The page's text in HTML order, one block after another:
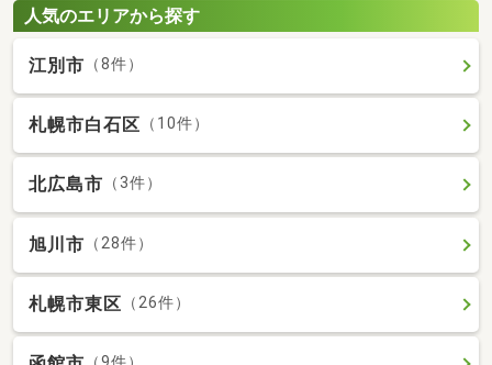
人気のエリアから探す
江別市 （8件）
札幌市白石区 （10件）
北広島市 （3件）
旭川市 （28件）
札幌市東区 （26件）